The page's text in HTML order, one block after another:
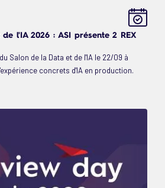
l'IA 2026 : ASI présente 2 REX
Salon de la Data et de l'IA le 22/09 à
concrets d'IA en production.